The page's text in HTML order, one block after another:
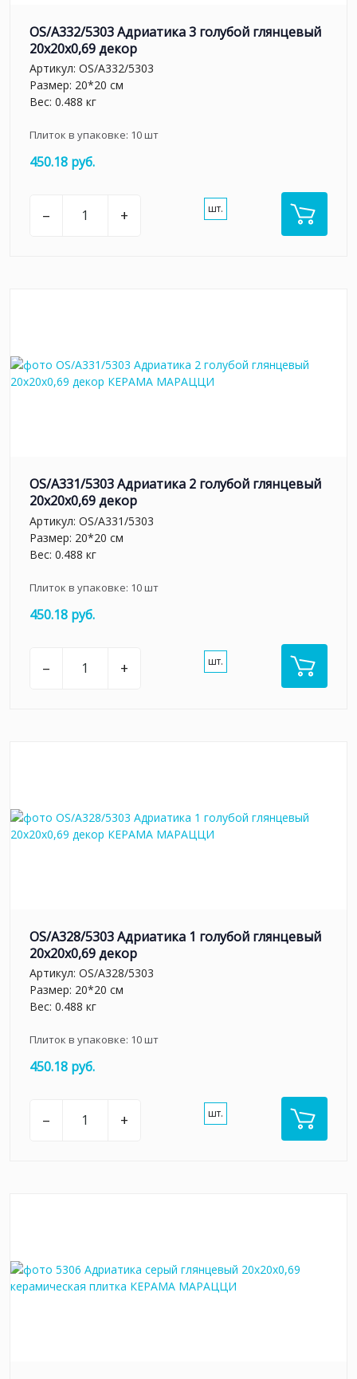
OS/A332/5303 Адриатика 3 голубой глянцевый
20x20x0,69 декор
Артикул: OS/A332/5303
Размер: 20*20 см
Вес: 0.488 кг
Плиток в упаковке: 10шт
450.18 руб.
– + шт.
OS/A331/5303 Адриатика 2 голубой глянцевый
20x20x0,69 декор
Артикул: OS/A331/5303
Размер: 20*20 см
Вес: 0.488 кг
Плиток в упаковке: 10шт
450.18 руб.
– + шт.
OS/A328/5303 Адриатика 1 голубой глянцевый
20x20x0,69 декор
Артикул: OS/A328/5303
Размер: 20*20 см
Вес: 0.488 кг
Плиток в упаковке: 10шт
450.18 руб.
– + шт.